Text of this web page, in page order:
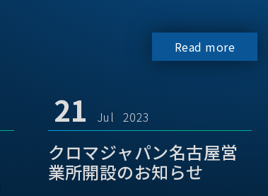
Read more
21 Jul 2023
クロマジャパン名古屋営
業所開設のお知らせ